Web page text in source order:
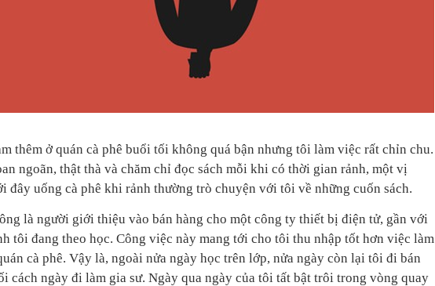
thêm ở quán cà phê buổi tối không quá bận nhưng tôi làm việc rất chỉn chu.
ngoãn, thật thà và chăm chỉ đọc sách mỗi khi có thời gian rảnh, một vị
đây uống cà phê khi rảnh thường trò chuyện với tôi về những cuốn sách.
là người giới thiệu vào bán hàng cho một công ty thiết bị điện tử, gần với
tôi đang theo học. Công việc này mang tới cho tôi thu nhập tốt hơn việc làm
cà phê. Vậy là, ngoài nửa ngày học trên lớp, nửa ngày còn lại tôi đi bán
cách ngày đi làm gia sư. Ngày qua ngày của tôi tất bật trôi trong vòng quay